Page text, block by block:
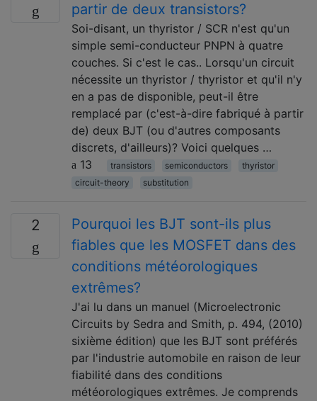
partir de deux transistors?
Soi-disant, un thyristor / SCR n'est qu'un
simple semi-conducteur PNPN à quatre
couches. Si c'est le cas.. Lorsqu'un circuit
nécessite un thyristor / thyristor et qu'il n'y
en a pas de disponible, peut-il être
remplacé par (c'est-à-dire fabriqué à partir
de) deux BJT (ou d'autres composants
discrets, d'ailleurs)? Voici quelques …
13
transistors semiconductors
thyristor
circuit-theory
substitution
2
Pourquoi les BJT sont-ils plus
fiables que les MOSFET dans des
conditions météorologiques
extrêmes?
J'ai lu dans un manuel (Microelectronic
Circuits by Sedra and Smith, p. 494, (2010)
sixième édition) que les BJT sont préférés
par l'industrie automobile en raison de leur
fiabilité dans des conditions
météorologiques extrêmes. Je comprends